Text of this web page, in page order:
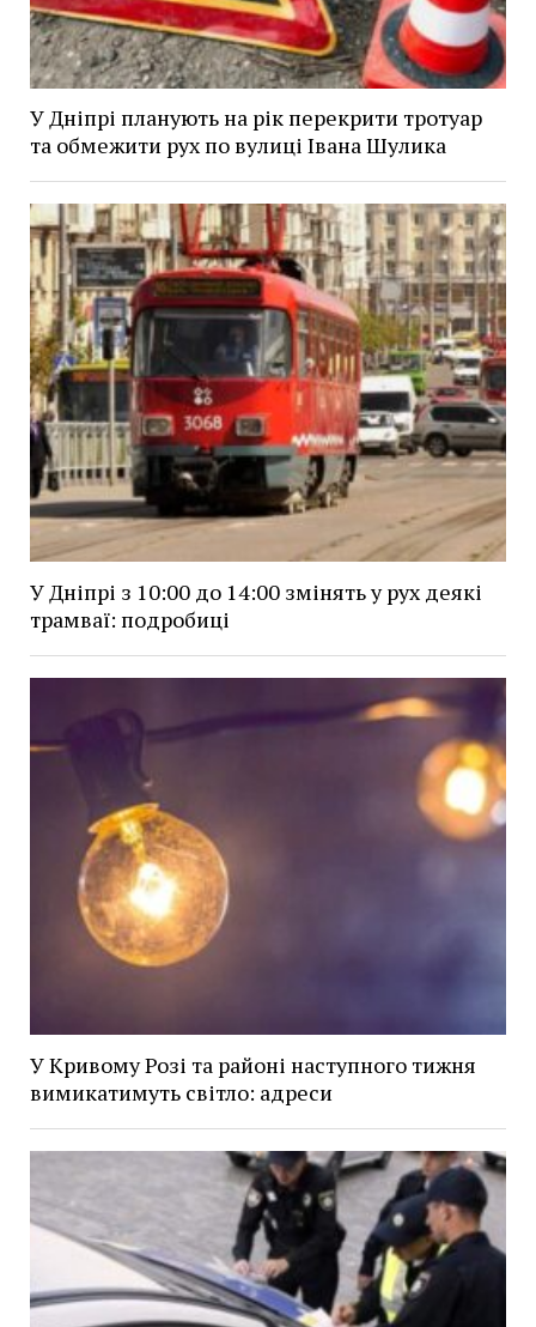
У Дніпрі планують на рік перекрити тротуар
та обмежити рух по вулиці Івана Шулика
У Дніпрі з 10:00 до 14:00 змінять у рух деякі
трамваї: подробиці
У Кривому Розі та районі наступного тижня
вимикатимуть світло: адреси